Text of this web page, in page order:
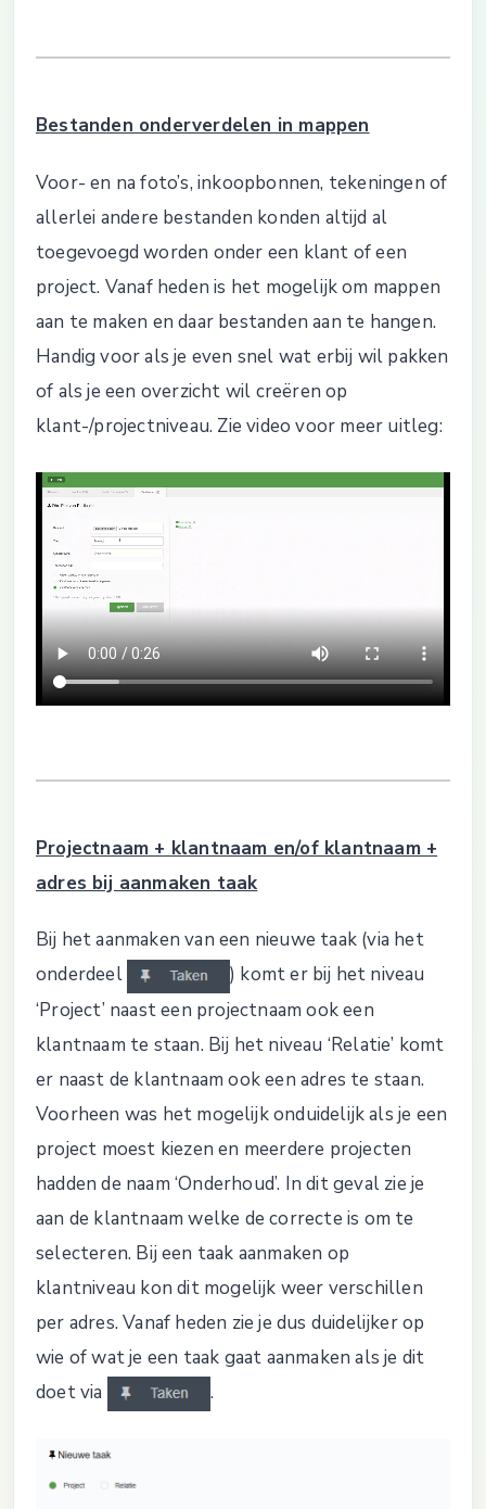
Bestanden onderverdelen in mappen
Voor- en na foto’s, inkoopbonnen, tekeningen of
allerlei andere bestanden konden altijd al
toegevoegd worden onder een klant of een
project. Vanaf heden is het mogelijk om mappen
aan te maken en daar bestanden aan te hangen.
Handig voor als je even snel wat erbij wil pakken
of als je een overzicht wil creëren op
klant-/projectniveau. Zie video voor meer uitleg:
Projectnaam + klantnaam en/of klantnaam +
adres bij aanmaken taak
Bij het aanmaken van een nieuwe taak (via het
onderdeel
) komt er bij het niveau
‘Project’ naast een projectnaam ook een
klantnaam te staan. Bij het niveau ‘Relatie’ komt
er naast de klantnaam ook een adres te staan.
Voorheen was het mogelijk onduidelijk als je een
project moest kiezen en meerdere projecten
hadden de naam ‘Onderhoud’. In dit geval zie je
aan de klantnaam welke de correcte is om te
selecteren. Bij een taak aanmaken op
klantniveau kon dit mogelijk weer verschillen
per adres. Vanaf heden zie je dus duidelijker op
wie of wat je een taak gaat aanmaken als je dit
doet via
.